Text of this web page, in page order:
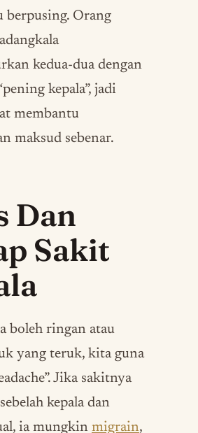
berpusing. Orang
kedua-dua dengan
kepala”, jadi
membantu
maksud sebenar.
Dan
Sakit
boleh ringan atau
yang teruk, kita guna
Jika sakitnya
kepala dan
ia mungkin migrain,